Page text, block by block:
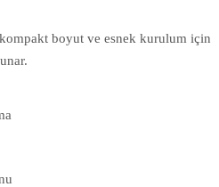
kompakt boyut ve esnek kurulum için